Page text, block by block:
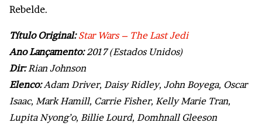
Rebelde.
Título Original:Star Wars – The Last Jedi
Ano Lançamento:2017 (Estados Unidos)
Dir:Rian Johnson
Elenco:Adam Driver, Daisy Ridley, John Boyega, Oscar
Isaac, Mark Hamill, Carrie Fisher, Kelly Marie Tran,
Lupita Nyong’o, Billie Lourd, Domhnall Gleeson